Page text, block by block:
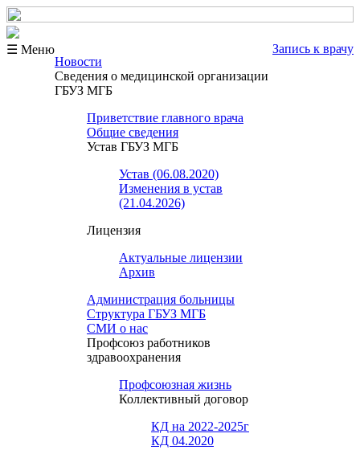
☰ Меню
Запись к врачу
Новости
Сведения о медицинской организации
ГБУЗ МГБ
Приветствие главного врача
Общие сведения
Устав ГБУЗ МГБ
Устав (06.08.2020)
Изменения в устав
(21.04.2026)
Лицензия
Актуальные лицензии
Архив
Администрация больницы
Структура ГБУЗ МГБ
СМИ о нас
Профсоюз работников
здравоохранения
Профсоюзная жизнь
Коллективный договор
КД на 2022-2025г
КД 04.2020